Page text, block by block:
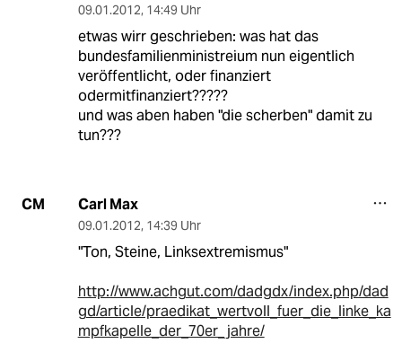
09.01.2012, 14:49 Uhr
etwas wirr geschrieben: was hat das
bundesfamilienministreium nun eigentlich
veröffentlicht, oder finanziert
odermitfinanziert?????
und was aben haben "die scherben" damit zu
tun???
CM Carl Max
09.01.2012, 14:39 Uhr
"Ton, Steine, Linksextremismus"
http://www.achgut.com/dadgdx/index.php/dad
gd/article/praedikat_wertvoll_fuer_die_linke_ka
mpfkapelle_der_70er_jahre/